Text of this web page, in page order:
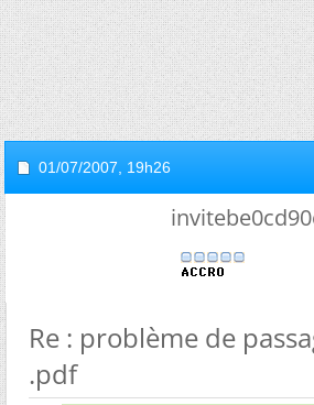
01/07/2007, 19h26
Re : problème de
.pdf